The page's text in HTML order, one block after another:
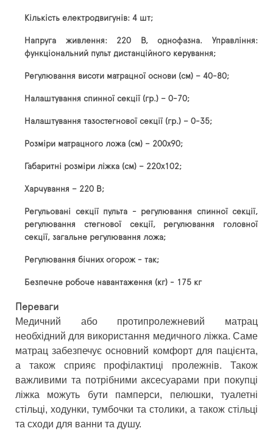
Кількість електродвигунів: 4 шт;
Напруга живлення: 220 В, однофазна. Управління:
функціональний пульт дистанційного керування;
Регулювання висоти матрацної основи (см) – 40-80;
Налаштування спинної секції (гр.) – 0-70;
Налаштування тазостегнової секції (гр.) – 0-35;
Розміри матрацного ложа (см) – 200х90;
Габаритні розміри ліжка (см) – 220х102;
Харчування – 220 В;
Регульовані секції пульта - регулювання спинної секції,
регулювання стегнової секції, регулювання головної
секції, загальне регулювання ложа;
Регулювання бічних огорож - так;
Безпечне робоче навантаження (кг) - 175 кг
Переваги
Медичний або протипролежневий матрац
необхідний для використання медичного ліжка. Саме
матрац забезпечує основний комфорт для пацієнта,
а також сприяє профілактиці пролежнів. Також
важливими та потрібними аксесуарами при покупці
ліжка можуть бути памперси, пелюшки, туалетні
стільці, ходунки, тумбочки та столики, а також стільці
та сходи для ванни та душу.